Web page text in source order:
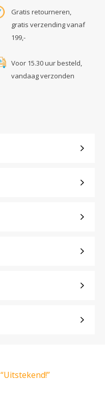
Gratis retourneren,
gratis verzending vanaf
199,-
Voor 15.30 uur besteld,
vandaag verzonden
“Uitstekend!”